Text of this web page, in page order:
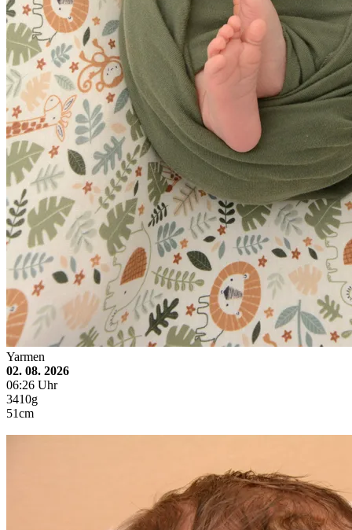
Yarmen
02. 08. 2026
06:26 Uhr
3410g
51cm